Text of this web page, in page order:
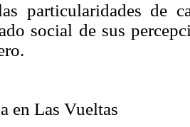
particularidades de
social de sus
en Las Vueltas